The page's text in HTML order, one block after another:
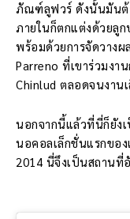
ภัณฑ์ลูฟวร์ ดังนั้นมันต้
ภายในก็ตกแต่งด้วยลู
พร้อมด้วยการจัดวางผ
Parreno ที่เขาร่วมง
Chinlud ตลอดจนงาน
นอกจากนี้แล้วที่นี่ก็ยัง
นอคอลเล็กชั่นแรกขอ
2014 นี่จึงเป็นสถานที่